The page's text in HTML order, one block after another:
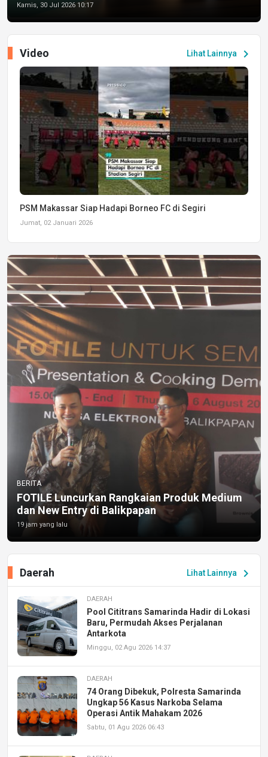
Kamis, 30 Jul 2026 10:17
Lihat Lainnya chevron_right
Video
PSM Makassar Siap Hadapi Borneo FC di Segiri
Jumat, 02 Januari 2026
BERITA
FOTILE Luncurkan Rangkaian Produk Medium
dan New Entry di Balikpapan
19 jam yang lalu
Lihat Lainnya chevron_right
Daerah
DAERAH
Pool Cititrans Samarinda Hadir di Lokasi
Baru, Permudah Akses Perjalanan
Antarkota
Minggu, 02 Agu 2026 14:37
DAERAH
74 Orang Dibekuk, Polresta Samarinda
Ungkap 56 Kasus Narkoba Selama
Operasi Antik Mahakam 2026
Sabtu, 01 Agu 2026 06:43